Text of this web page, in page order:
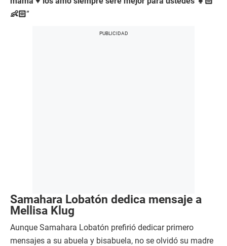
👶🏻”
Samahara Lobatón dedica mensaje a
Mellisa Klug
Aunque Samahara Lobatón prefirió dedicar primero
mensajes a su abuela y bisabuela, no se olvidó su madre